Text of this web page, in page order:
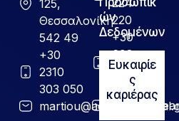
125,
Θεσσαλονίκη
542 49
+30
2310
303 050
224
220
+30
698
517
9999
ών
Δεδομένων
Ευκαιρίε
ς
καριέρας